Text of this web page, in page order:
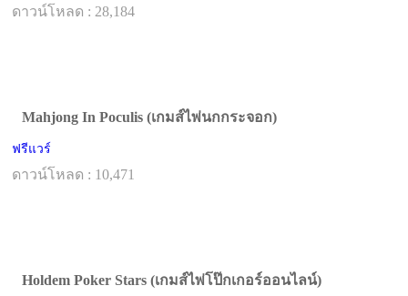
ดาวน์โหลด : 28,184
Mahjong In Poculis (เกมส์ไพ่นกกระจอก)
ฟรีแวร์
ดาวน์โหลด : 10,471
Holdem Poker Stars (เกมส์ไพ่โป๊กเกอร์ออนไลน์)